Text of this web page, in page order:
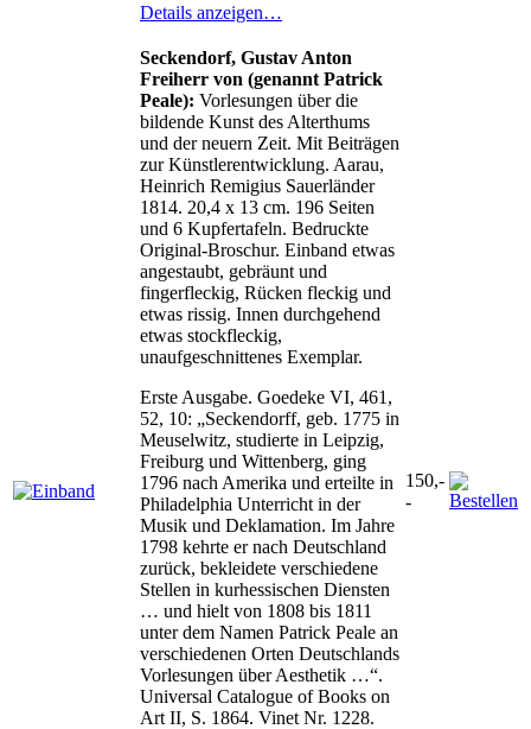
Details anzeigen…
Seckendorf, Gustav Anton
Freiherr von (genannt Patrick
Peale): Vorlesungen über die
bildende Kunst des Alterthums
und der neuern Zeit. Mit Beiträgen
zur Künstlerentwicklung. Aarau,
Heinrich Remigius Sauerländer
1814. 20,4 x 13 cm. 196 Seiten
und 6 Kupfertafeln. Bedruckte
Original-Broschur. Einband etwas
angestaubt, gebräunt und
fingerfleckig, Rücken fleckig und
etwas rissig. Innen durchgehend
etwas stockfleckig,
unaufgeschnittenes Exemplar.
Erste Ausgabe. Goedeke VI, 461,
52, 10: „Seckendorff, geb. 1775 in
Meuselwitz, studierte in Leipzig,
Freiburg und Wittenberg, ging
1796 nach Amerika und erteilte in
Philadelphia Unterricht in der
Musik und Deklamation. Im Jahre
1798 kehrte er nach Deutschland
zurück, bekleidete verschiedene
Stellen in kurhessischen Diensten
… und hielt von 1808 bis 1811
unter dem Namen Patrick Peale an
verschiedenen Orten Deutschlands
Vorlesungen über Aesthetik …“.
Universal Catalogue of Books on
Art II, S. 1864. Vinet Nr. 1228.
150,-
-